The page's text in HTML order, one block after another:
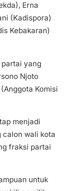
Erna
(Kadispora)
Kebakaran)
yang
Njoto
Komisi
menjadi
calon wali kota
fraksi partai
untuk